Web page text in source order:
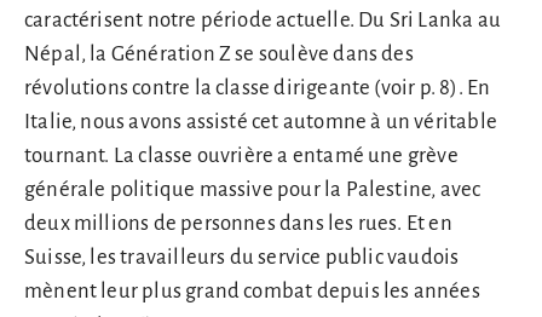
caractérisent notre période actuelle. Du Sri Lanka au
Népal, la Génération Z se soulève dans des
révolutions contre la classe dirigeante (voir p. 8). En
Italie, nous avons assisté cet automne à un véritable
tournant. La classe ouvrière a entamé une grève
générale politique massive pour la Palestine, avec
deux millions de personnes dans les rues. Et en
Suisse, les travailleurs du service public vaudois
mènent leur plus grand combat depuis les années